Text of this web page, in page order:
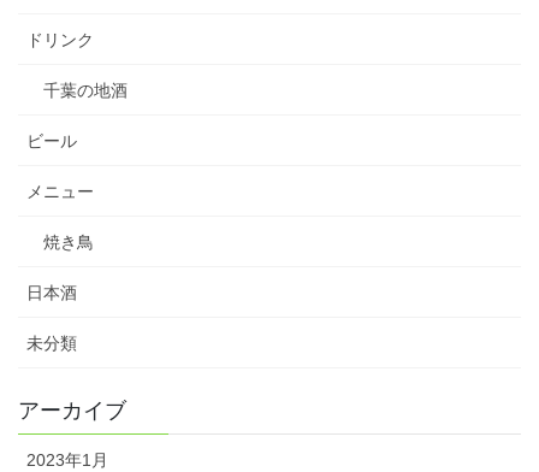
ドリンク
千葉の地酒
ビール
メニュー
焼き鳥
日本酒
未分類
アーカイブ
2023年1月